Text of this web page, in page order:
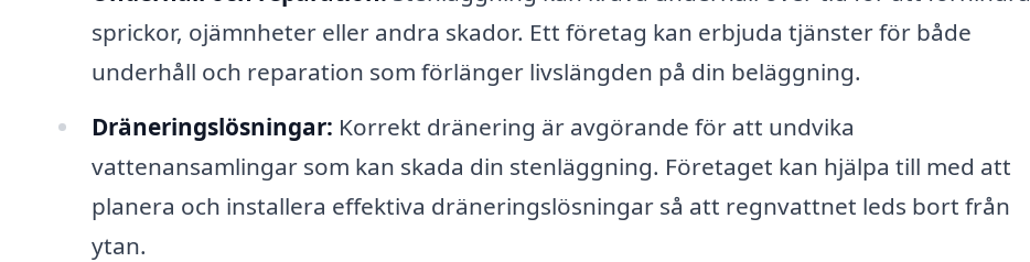
sprickor, ojämnheter eller andra skador. Ett företag kan erbjuda tjänster för både
underhåll och reparation som förlänger livslängden på din beläggning.
Dräneringslösningar: Korrekt dränering är avgörande för att undvika
vattenansamlingar som kan skada din stenläggning. Företaget kan hjälpa till med att
planera och installera effektiva dräneringslösningar så att regnvattnet leds bort från
ytan.